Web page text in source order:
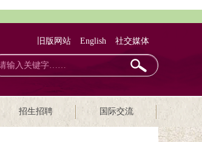
社交媒体
English
旧版网站
招生招聘 国际交流